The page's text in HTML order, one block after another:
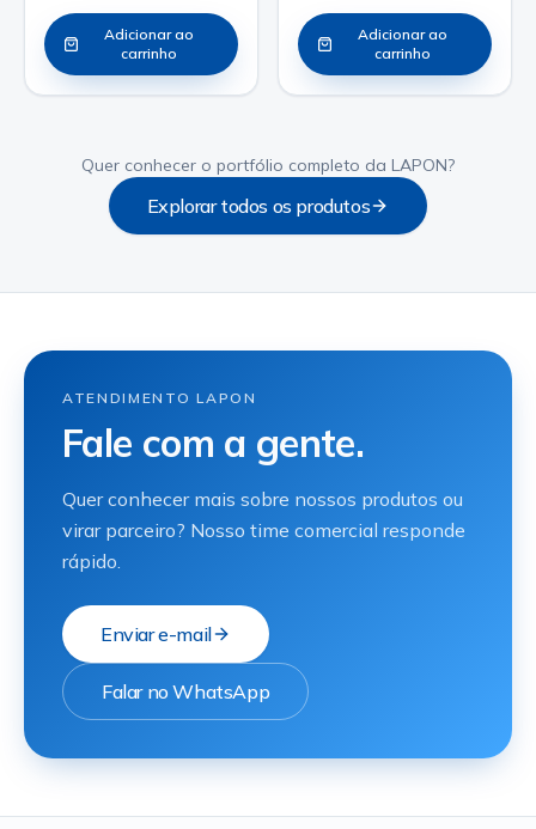
Adicionar ao
carrinho
Adicionar ao
carrinho
Quer conhecer o portfólio completo da LAPON?
Explorar todos os produtos
ATENDIMENTO LAPON
Fale com a gente.
Quer conhecer mais sobre nossos produtos ou
virar parceiro? Nosso time comercial responde
rápido.
Enviar e-mail
Falar no WhatsApp